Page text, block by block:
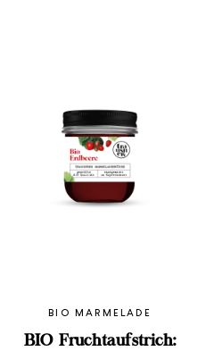
BIO MARMELADE
BIO Fruchtaufstrich: